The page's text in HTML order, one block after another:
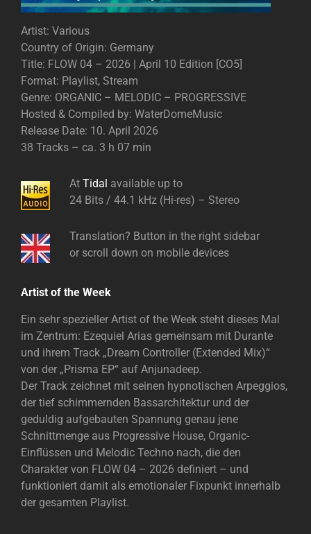
Artist: Various
Country of Origin: Germany
Title: FLOW 04 – 2026 | April 10 Edition [CO5]
Format: Playlist, Stream
Genre: ORGANIC – MELODIC – PROGRESSIVE
Hosted & Compiled by: WaterDomeMusic
Release Date: 10. April 2026
38 Tracks – ca. 3 h 07 min
At Tidal available up to
24 Bits / 44.1 kHz (Hi-res) – Stereo
Translation? Button in the right sidebar
or scroll down on mobile devices
Artist of the Week
Ein sehr spezieller Artist of the Week steht dieses Mal
im Zentrum: Ezequiel Arias gemeinsam mit Durante
und ihrem Track „Dream Controller (Extended Mix)“
von der „Prisma EP“ auf Anjunadeep.
Der Track zeichnet mit seinen hypnotischen Arpeggios,
der tief schimmernden Bassarchitektur und der
geduldig aufgebauten Spannung genau jene
Schnittmenge aus Progressive House, Organic-
Einflüssen und Melodic Techno nach, die den
Charakter von FLOW 04 – 2026 definiert – und
funktioniert damit als emotionaler Fixpunkt innerhalb
der gesamten Playlist.